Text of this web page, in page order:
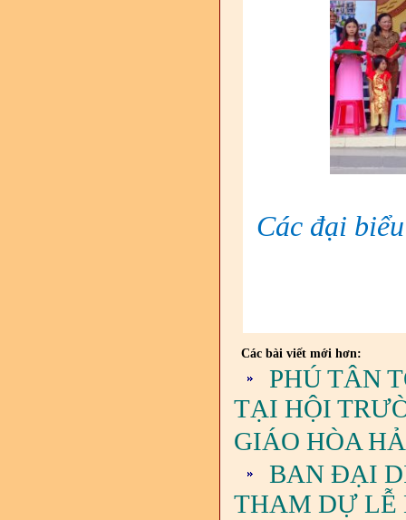
Các đại
Các bài viết mới hơn:
PHÚ TÂN
TẠI HỘI
GIÁO HÒA
BAN ĐẠI
THAM DỰ LỄ